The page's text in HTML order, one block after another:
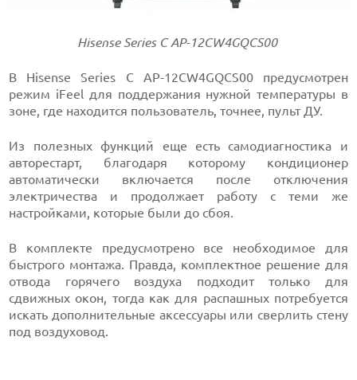
Hisense Series С AP-12CW4GQCS00
В Hisense Series С AP-12CW4GQCS00 предусмотрен
режим iFeel для поддержания нужной температуры в
зоне, где находится пользователь, точнее, пульт ДУ.
Из полезных функций еще есть самодиагностика и
авторестарт, благодаря которому кондиционер
автоматически включается после отключения
электричества и продолжает работу с теми же
настройками, которые были до сбоя.
В комплекте предусмотрено все необходимое для
быстрого монтажа. Правда, комплектное решение для
отвода горячего воздуха подходит только для
сдвижных окон, тогда как для распашных потребуется
искать дополнительные аксессуары или сверлить стену
под воздуховод.